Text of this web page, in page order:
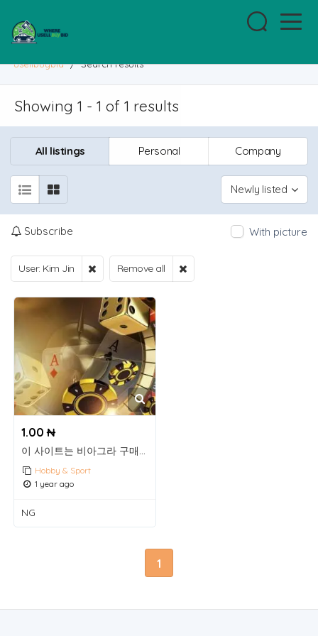
usellbuybid / Search results
Showing 1 - 1 of 1 results
All listings Personal Company
Newly listed
Subscribe With picture
User: Kim Jin Remove all
1.00 ₦
Hobby & Sport
1 year ago
NG
1